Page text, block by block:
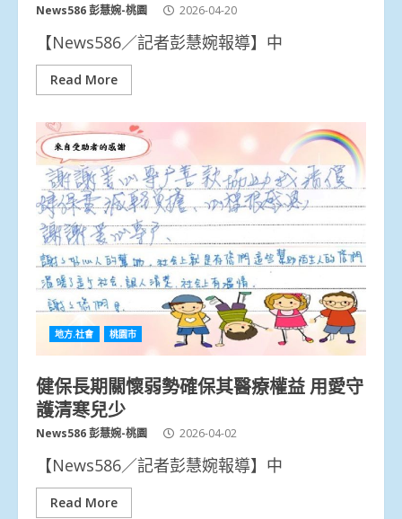
News586 彭慧婉-桃園 2026-04-20
【News586／記者彭慧婉報導】中
Read More
地方.社會 桃園市
健保長期關懷弱勢確保其醫療權益 用愛守
護清寒兒少
News586 彭慧婉-桃園 2026-04-02
【News586／記者彭慧婉報導】中
Read More